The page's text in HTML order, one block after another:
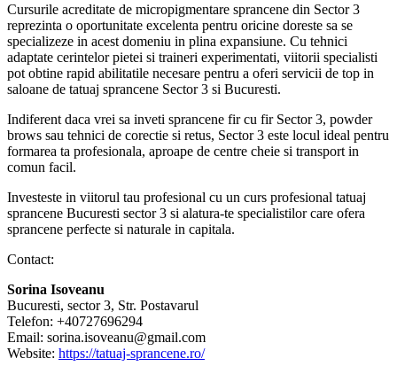
Cursurile acreditate de micropigmentare sprancene din Sector 3
reprezinta o oportunitate excelenta pentru oricine doreste sa se
specializeze in acest domeniu in plina expansiune. Cu tehnici
adaptate cerintelor pietei si traineri experimentati, viitorii specialisti
pot obtine rapid abilitatile necesare pentru a oferi servicii de top in
saloane de tatuaj sprancene Sector 3 si Bucuresti.
Indiferent daca vrei sa inveti sprancene fir cu fir Sector 3, powder
brows sau tehnici de corectie si retus, Sector 3 este locul ideal pentru
formarea ta profesionala, aproape de centre cheie si transport in
comun facil.
Investeste in viitorul tau profesional cu un curs profesional tatuaj
sprancene Bucuresti sector 3 si alatura-te specialistilor care ofera
sprancene perfecte si naturale in capitala.
Contact:
Sorina Isoveanu
Bucuresti, sector 3, Str. Postavarul
Telefon: +40727696294
Email: sorina.isoveanu@gmail.com
Website: https://tatuaj-sprancene.ro/